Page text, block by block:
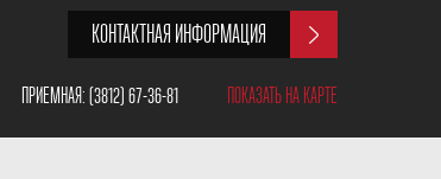
КОНТАКТНАЯ ИНФОРМАЦИЯ
ПРИЕМНАЯ:(3812) 67-36-81 ПОКАЗАТЬ НА КАРТЕ